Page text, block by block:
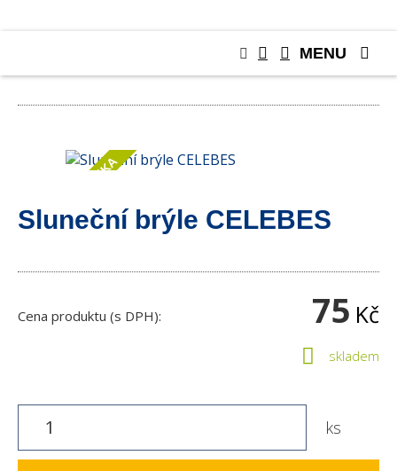
NOVINKA
Sluneční brýle CELEBES
Cena produktu (s DPH): 75 Kč
skladem
ks
MENU